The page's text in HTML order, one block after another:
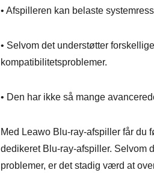
• Afspilleren kan belaste
• Selvom det understøtter
kompatibilitetsproblemer.
• Den har ikke så mange
Med Leawo Blu-ray-afspiller får du
dedikeret Blu-ray-afspiller. Selvom
problemer, er det stadig værd at